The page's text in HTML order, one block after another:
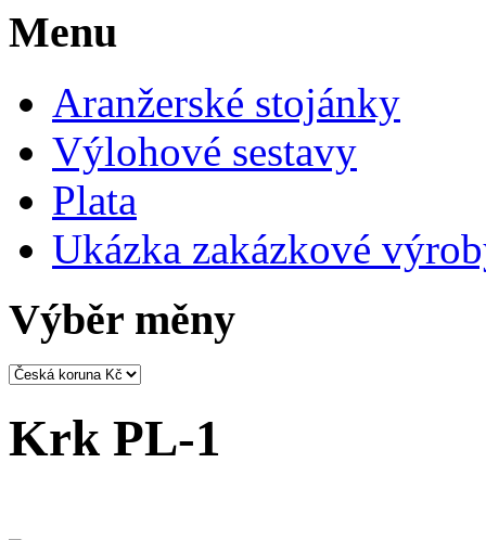
Menu
Aranžerské stojánky
Výlohové sestavy
Plata
Ukázka zakázkové
Výběr měny
Krk PL-1